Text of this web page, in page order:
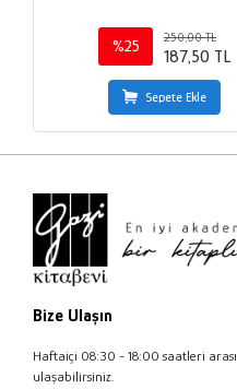
%25
250,00 TL
187,50 TL
Sepete Ekle
Bize Ulaşın
Haftaiçi 08:30 - 18:00 saatleri
ulaşabilirsiniz.